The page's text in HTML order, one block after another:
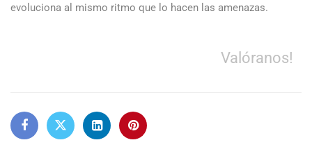
evoluciona al mismo ritmo que lo hacen las amenazas.
Valóranos!